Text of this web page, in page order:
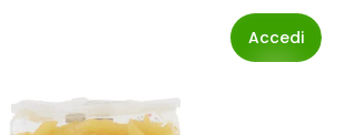
Accedi